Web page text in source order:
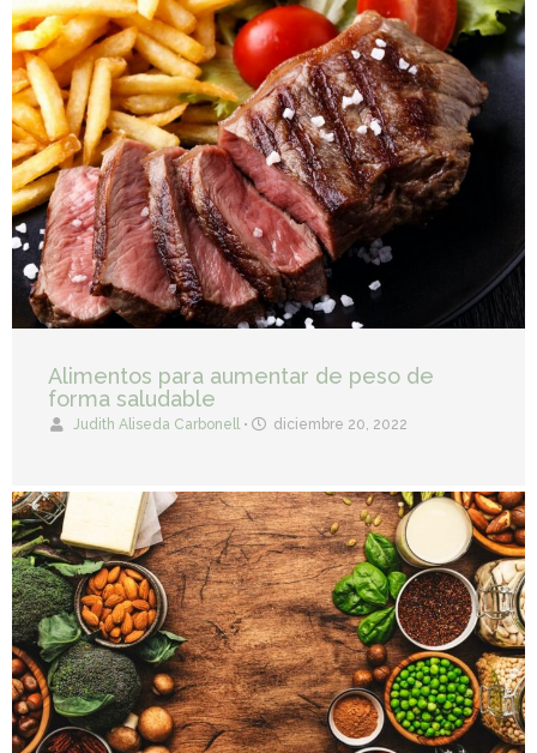
Alimentos para aumentar de peso de
forma saludable
Judith Aliseda Carbonell • diciembre 20, 2022